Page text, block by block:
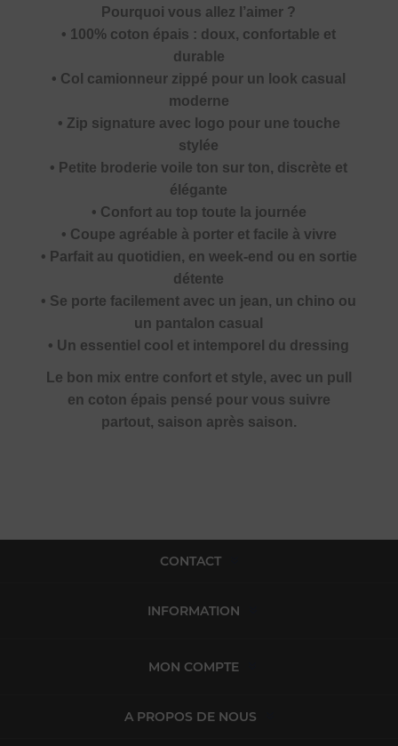
Pourquoi vous allez l’aimer ?
• 100% coton épais : doux, confortable et
durable
• Col camionneur zippé pour un look casual
moderne
• Zip signature avec logo pour une touche
stylée
• Petite broderie voile ton sur ton, discrète et
élégante
• Confort au top toute la journée
• Coupe agréable à porter et facile à vivre
• Parfait au quotidien, en week-end ou en sortie
détente
• Se porte facilement avec un jean, un chino ou
un pantalon casual
• Un essentiel cool et intemporel du dressing
Le bon mix entre confort et style, avec un pull
en coton épais pensé pour vous suivre
partout, saison après saison.
CONTACT
INFORMATION
MON COMPTE
A PROPOS DE NOUS